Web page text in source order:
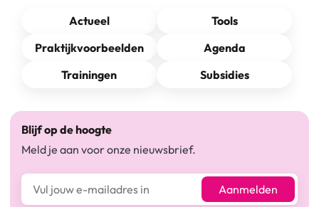
Actueel
Tools
Praktijkvoorbeelden
Agenda
Trainingen
Subsidies
Blijf op de hoogte
Meld je aan voor onze nieuwsbrief.
E-mailadres* Aanmelden